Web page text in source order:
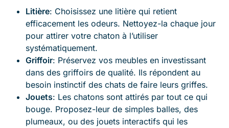
Litière: Choisissez une litière qui retient
efficacement les odeurs. Nettoyez-la chaque jour
pour attirer votre chaton à l’utiliser
systématiquement.
Griffoir: Préservez vos meubles en investissant
dans des griffoirs de qualité. Ils répondent au
besoin instinctif des chats de faire leurs griffes.
Jouets: Les chatons sont attirés par tout ce qui
bouge. Proposez-leur de simples balles, des
plumeaux, ou des jouets interactifs qui les